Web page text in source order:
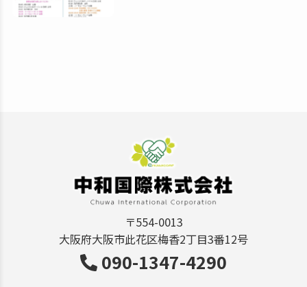
〒554-0013
大阪府大阪市此花区梅香2丁目3番12号
090-1347-4290